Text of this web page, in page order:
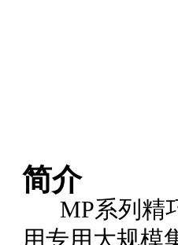
简介
MP系列精
用专用大规模